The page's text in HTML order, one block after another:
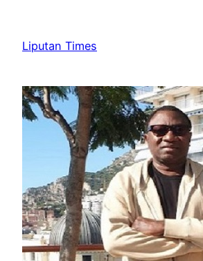
content
Liputan Times